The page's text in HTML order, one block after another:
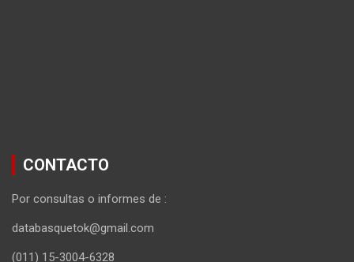
CONTACTO
Por consultas o informes de :
databasquetok@gmail.com
(011) 15-3004-6328